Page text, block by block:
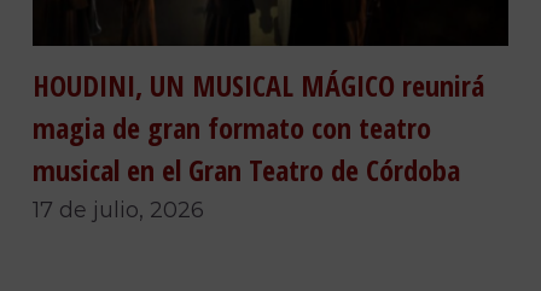
HOUDINI, UN MUSICAL MÁGICO reunirá
magia de gran formato con teatro
musical en el Gran Teatro de Córdoba
17 de julio, 2026